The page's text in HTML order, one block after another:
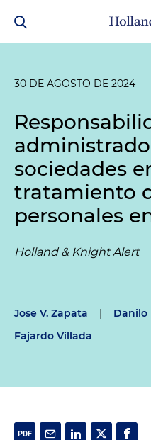
30 DE AGOSTO DE 2024
sociedades
tratamiento
personales
Holland & Knight Alert
Jose V. Zapata | Danilo
Fajardo Villada